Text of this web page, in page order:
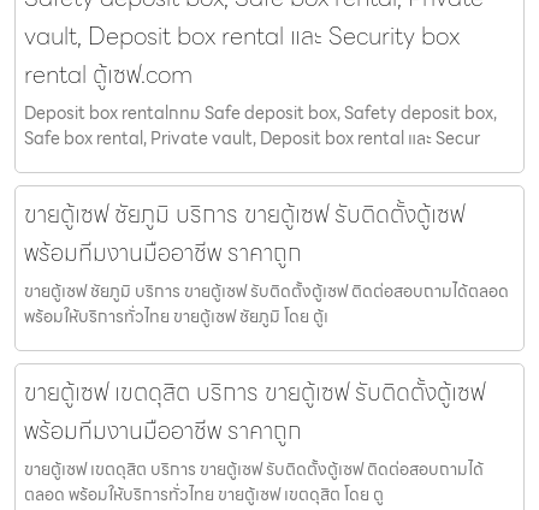
vault, Deposit box rental และ Security box
rental ตู้เซฟ.com
Deposit box rentalกทม Safe deposit box, Safety deposit box,
Safe box rental, Private vault, Deposit box rental และ Secur
ขายตู้เซฟ ชัยภูมิ บริการ ขายตู้เซฟ รับติดตั้งตู้เซฟ
พร้อมทีมงานมืออาชีพ ราคาถูก
ขายตู้เซฟ ชัยภูมิ บริการ ขายตู้เซฟ รับติดตั้งตู้เซฟ ติดต่อสอบถามได้ตลอด
พร้อมให้บริการทั่วไทย ขายตู้เซฟ ชัยภูมิ โดย ตู้เ
ขายตู้เซฟ เขตดุสิต บริการ ขายตู้เซฟ รับติดตั้งตู้เซฟ
พร้อมทีมงานมืออาชีพ ราคาถูก
ขายตู้เซฟ เขตดุสิต บริการ ขายตู้เซฟ รับติดตั้งตู้เซฟ ติดต่อสอบถามได้
ตลอด พร้อมให้บริการทั่วไทย ขายตู้เซฟ เขตดุสิต โดย ตู